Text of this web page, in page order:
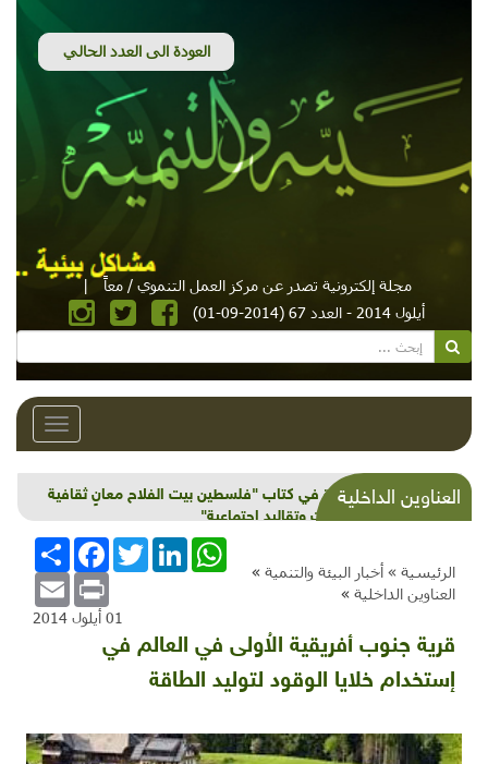
مجلة إلكترونية تصدر عن مركز العمل التنموي / معاً
|
أيلول 2014 - العدد 67 (2014-09-01)
Toggle
العناوين الداخليةقراءة في كتاب "فلسطين بيت الفلاح معانٍ ثقافية
وعادات وتقاليد اجتماعية"
الرئيسية » أخبار البيئة والتنمية »
العناوين الداخلية »
انشر
FacebookTwitterLinkedInWhatsApp
Email Print
01 أيلول 2014
قرية جنوب أفريقية الاُولى في العالم في
إستخدام خلايا الوقود لتوليد الطاقة